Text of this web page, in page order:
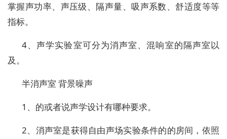
掌握声功率、声压级、隔声量、吸声系数、舒适度等等
指标。
4、声学实验室可分为消声室、混响室的隔声室以
及。
半消声室 背景噪声
1、的或者说声学设计有哪种要求。
2、消声室是获得自由声场实验条件的的房间，依照